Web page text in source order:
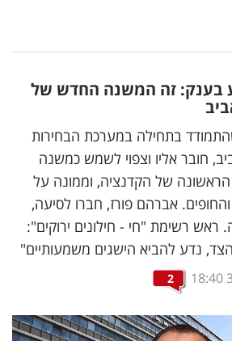
בענק: זה המשנה החדש של
בתחילה במערכת הבחירות
חובר אליו וצפוי לשמש כמשנה
של הקדנציה, וממונה על
אברהם פורז, חברו לסיעה,
ראש רשימת "חי - חילונים ירוקים":
נדע להביא הישגים משמעותיים"
18:40
2